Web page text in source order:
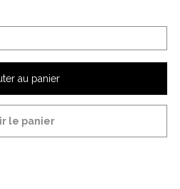
au panier
le panier